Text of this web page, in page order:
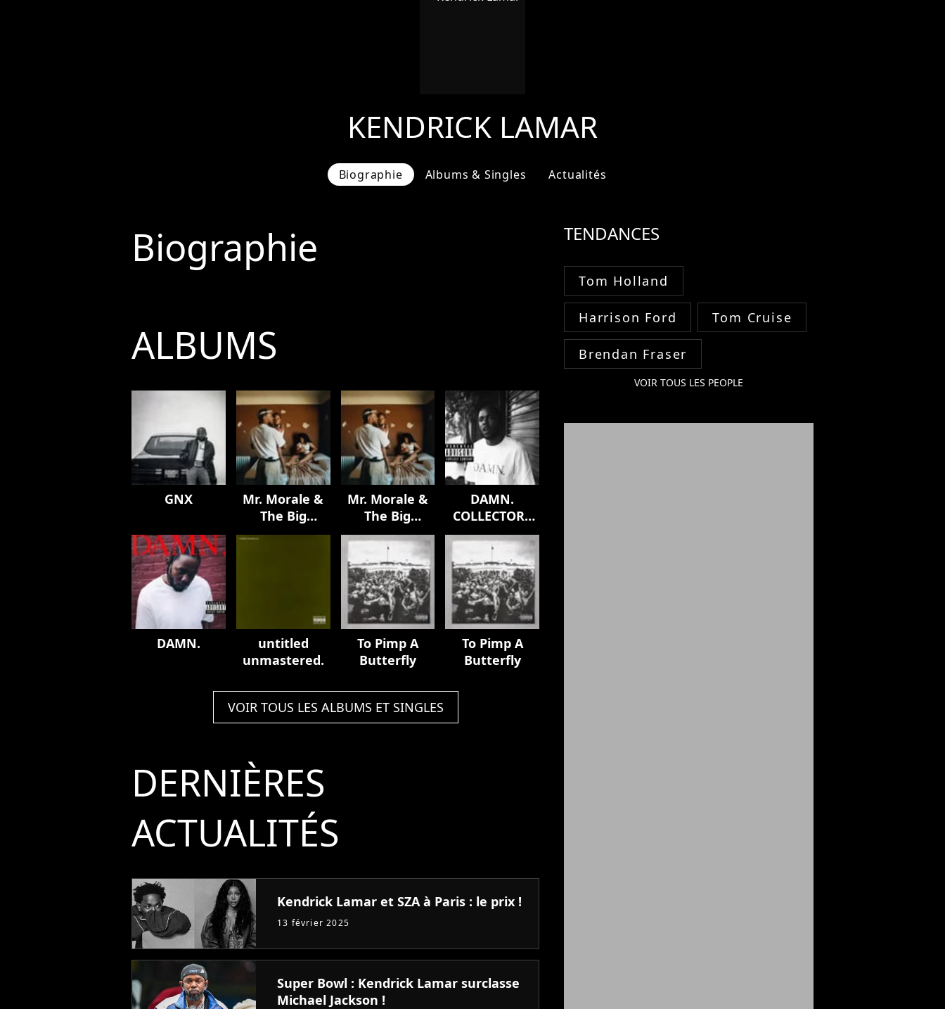
KENDRICK LAMAR
Biographie Albums & Singles Actualités
Biographie
ALBUMS
GNX
Mr. Morale &
The Big
Steppers
Mr. Morale &
The Big
Steppers
DAMN.
COLLECTORS
EDITION.
DAMN.
untitled
unmastered.
To Pimp A
Butterfly
To Pimp A
Butterfly
VOIR TOUS LES ALBUMS ET SINGLES
DERNIÈRES
ACTUALITÉS
Kendrick Lamar et SZA à Paris : le prix !
13 février 2025
Super Bowl : Kendrick Lamar surclasse
Michael Jackson !
TENDANCES
Tom Holland
Harrison Ford Tom Cruise
Brendan Fraser
VOIR TOUS LES PEOPLE